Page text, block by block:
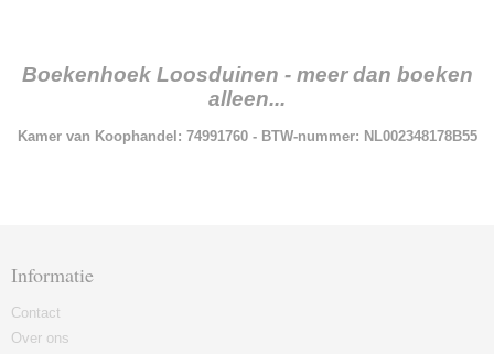
Boekenhoek Loosduinen - meer dan boeken
alleen...
Kamer van Koophandel: 74991760 - BTW-nummer: NL002348178B55
Informatie
Contact
Over ons